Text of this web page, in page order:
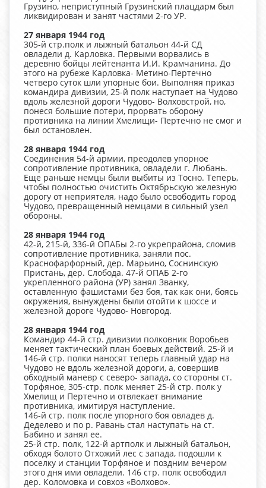
Грузино, неприступный Грузинский плацдарм был
ликвидирован и занят частями 2-го УР.
27 января 1944 год
305-й стр.полк и лыжный батальон 44-й СД
овладели д. Карловка. Первыми ворвались в
деревню бойцы лейтенанта И.И. Крамчанина. До
этого на рубеже Карловка- Метино-Пертечно
четверо суток шли упорные бои. Выполняя приказ
командира дивизии, 25-й полк наступает на Чудово
вдоль железной дороги Чудово- Волховстрой, но,
понеся большие потери, прорвать оборону
противника на линии Хмелищи- Пертечно не смог и
был остановлен.
28 января 1944 год
Соединения 54-й армии, преодолев упорное
сопротивление противника, овладели г. Любань.
Еще раньше немцы были выбиты из Тосно. Теперь,
чтобы полностью очистить Октябрьскую железную
дорогу от неприятеля, надо было освободить город
Чудово, превращенный немцами в сильный узел
обороны.
28 января 1944 год
42-й, 215-й, 336-й ОПАБы 2-го укрепрайона, сломив
сопротивление противника, заняли пос.
Краснофарфорный, дер. Марьино, Соснинскую
Пристань, дер. Слобода. 47-й ОПАБ 2-го
укрепленного района (УР) занял Званку,
оставленную фашистами без боя, так как они, боясь
окружения, вынуждены были отойти к шоссе и
железной дороге Чудово- Новгород.
28 января 1944 год
Командир 44-й стр. дивизии полковник Воробьев
меняет тактический план боевых действий. 25-й и
146-й стр. полки наносят теперь главный удар на
Чудово не вдоль железной дороги, а, совершив
обходный маневр с северо- запада, со стороны ст.
Торфяное, 305-стр. полк меняет 25-й стр. полк у
Хмелищ и Пертечно и отвлекает внимание
противника, имитируя наступление.
146-й стр. полк после упорного боя овладев д.
Деделево и по р. Равань стал наступать на ст.
Бабино и занял ее.
25-й стр. полк, 122-й артполк и лыжный батальон,
обходя болото Отхожий лес с запада, подошли к
поселку и станции Торфяное и поздним вечером
этого дня ими овладели. 146 стр. полк освободил
дер. Коломовка и совхоз «Волхово».